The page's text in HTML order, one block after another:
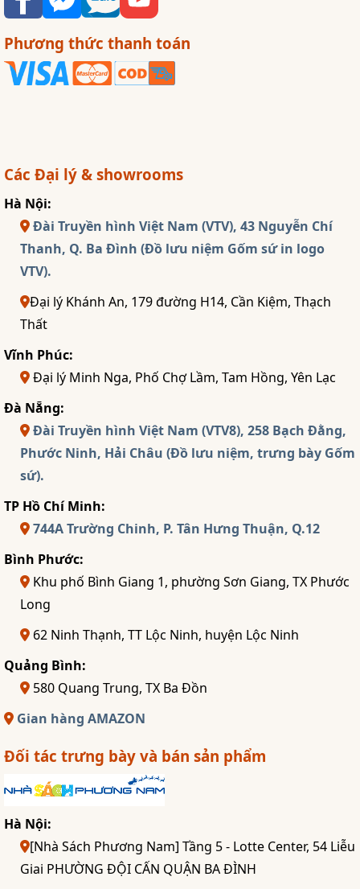
Phương thức thanh toán
Các Đại lý & showrooms
Hà Nội:
Đài Truyền hình Việt Nam (VTV), 43 Nguyễn Chí
Thanh, Q. Ba Đình (Đồ lưu niệm Gốm sứ in logo
VTV).
Đại lý Khánh An, 179 đường H14, Cần Kiệm, Thạch
Thất
Vĩnh Phúc:
Đại lý Minh Nga, Phố Chợ Lầm, Tam Hồng, Yên Lạc
Đà Nẵng:
Đài Truyền hình Việt Nam (VTV8), 258 Bạch Đằng,
Phước Ninh, Hải Châu (Đồ lưu niệm, trưng bày Gốm
sứ).
TP Hồ Chí Minh:
744A Trường Chinh, P. Tân Hưng Thuận, Q.12
Bình Phước:
Khu phố Bình Giang 1, phường Sơn Giang, TX Phước
Long
62 Ninh Thạnh, TT Lộc Ninh, huyện Lộc Ninh
Quảng Bình:
580 Quang Trung, TX Ba Đồn
Gian hàng AMAZON
Đối tác trưng bày và bán sản phẩm
Hà Nội:
[Nhà Sách Phương Nam] Tầng 5 - Lotte Center, 54 Liễu
Giai PHƯỜNG ĐỘI CẤN QUẬN BA ĐÌNH